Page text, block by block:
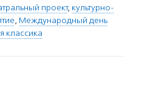
проект, культурно-
, Международный день
классика